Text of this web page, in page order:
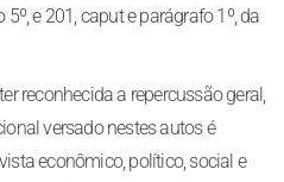
e 201, caput e parágrafo 1º, da
reconhecida a repercussão geral,
versado nestes autos é
econômico, político, social e